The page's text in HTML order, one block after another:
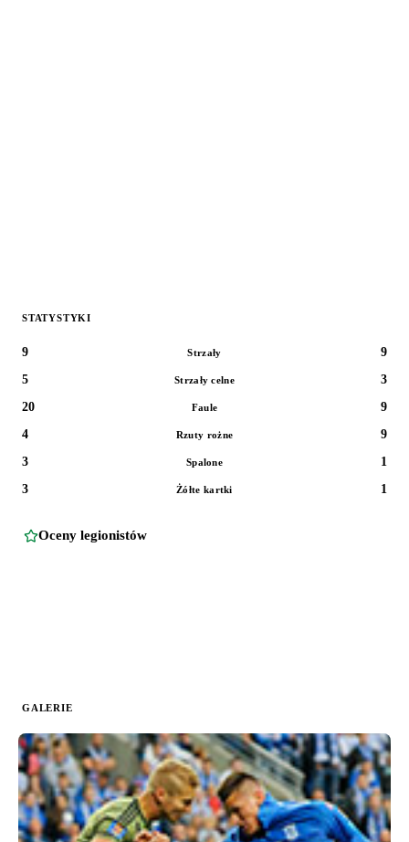
STATYSTYKI
9 Strzały
9
5
Strzały celne
3
20
Faule
9
4
Rzuty rożne
9
3
Spalone
1
3
Żółte kartki 1
Oceny legionistów
GALERIE